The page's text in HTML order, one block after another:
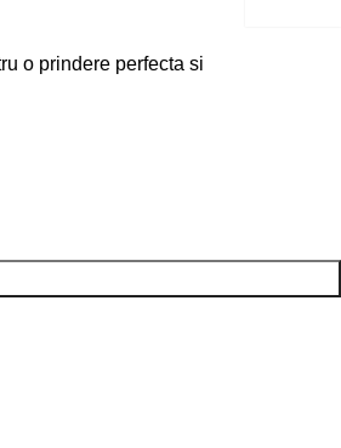
o prindere perfecta si